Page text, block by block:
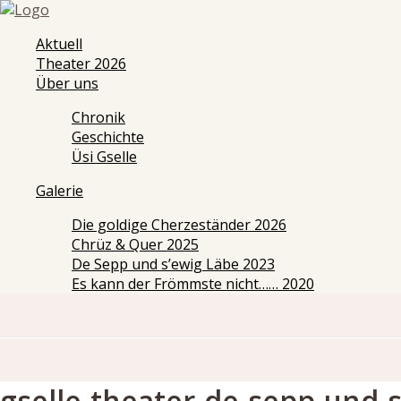
Aktuell
Theater 2026
Über uns
Chronik
Geschichte
Üsi Gselle
Galerie
Die goldige Cherzeständer 2026
Chrüz & Quer 2025
De Sepp und s’ewig Läbe 2023
Es kann der Frömmste nicht…… 2020